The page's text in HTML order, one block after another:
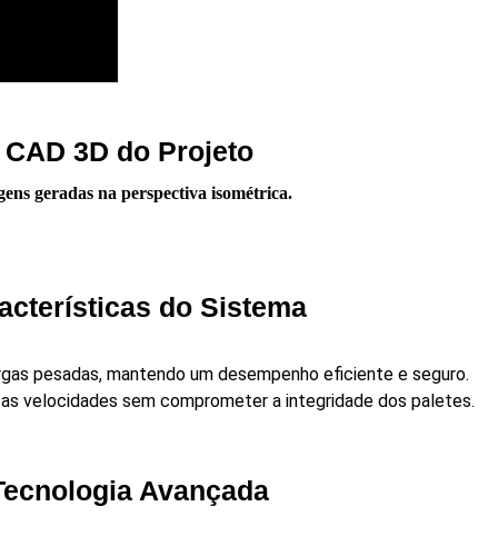
CAD 3D do Projeto
geradas na perspectiva isométrica.
do Sistema
pesadas, mantendo um desempenho eficiente e seguro.
velocidades sem comprometer a integridade dos paletes.
Avançada